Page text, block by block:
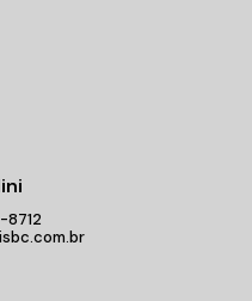
8712